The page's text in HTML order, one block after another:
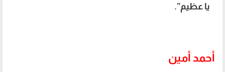
يا عظيم”.
أحمد أمين